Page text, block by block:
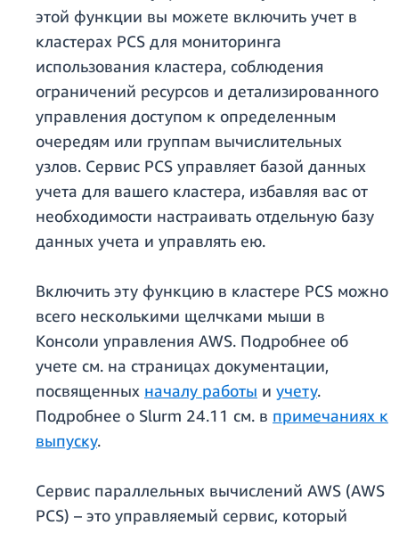
этой функции вы можете включить учет в
кластерах PCS для мониторинга
использования кластера, соблюдения
ограничений ресурсов и детализированного
управления доступом к определенным
очередям или группам вычислительных
узлов. Сервис PCS управляет базой данных
учета для вашего кластера, избавляя вас от
необходимости настраивать отдельную базу
данных учета и управлять ею.
Включить эту функцию в кластере PCS можно
всего несколькими щелчками мыши в
Консоли управления AWS. Подробнее об
учете см. на страницах документации,
посвященных началу работы и учету.
Подробнее о Slurm 24.11 см. в примечаниях к
выпуску.
Сервис параллельных вычислений AWS (AWS
PCS) – это управляемый сервис, который